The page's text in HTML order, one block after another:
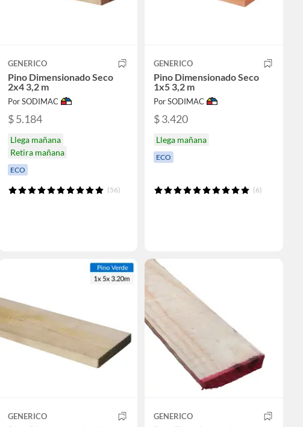
GENERICO
Pino Dimensionado Seco
2x4 3,2 m
Por SODIMAC
$ 5.184
Llega mañana
Retira mañana
ECO
(56)
GENERICO
Pino Dimensionado Seco
1x5 3,2 m
Por SODIMAC
$ 3.420
Llega mañana
ECO
(6)
GENERICO GENERICO